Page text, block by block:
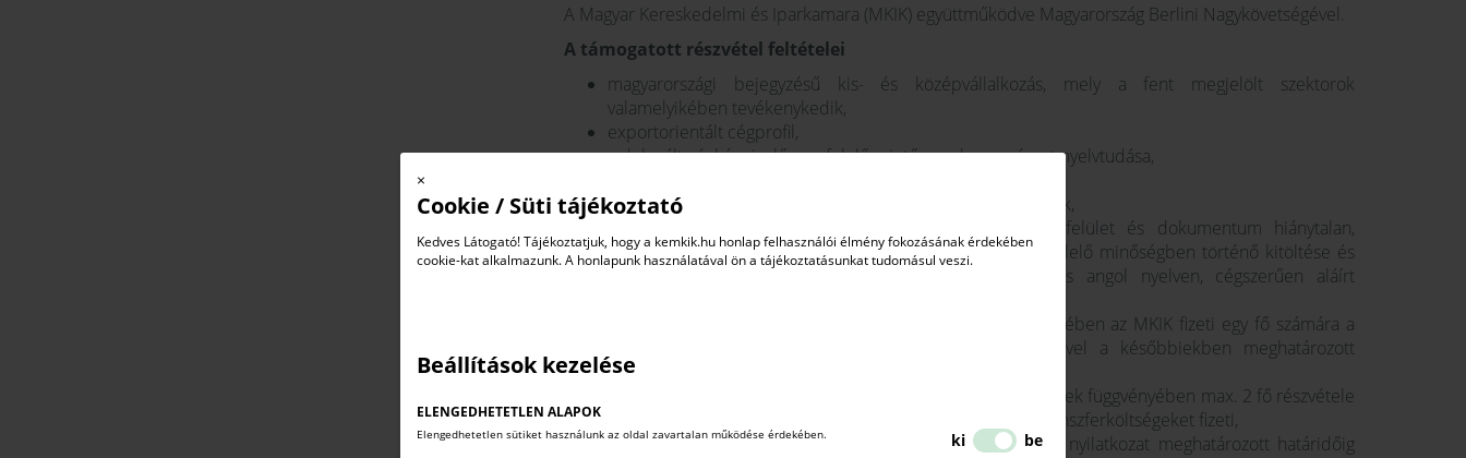
×
Cookie / Süti tájékoztató
Kedves Látogató! Tájékoztatjuk, hogy a kemkik.hu honlap felhasználói élmény fokozásának érdekében
cookie-kat alkalmazunk. A honlapunk használatával ön a tájékoztatásunkat tudomásul veszi.
Beállítások kezelése
ELENGEDHETETLEN ALAPOK
Elengedhetetlen sütiket használunk az oldal zavartalan működése érdekében. ki be
A Magyar Kereskedelmi és Iparkamara (MKIK) együttműködve Magyarország Berlini Nagykövetségével.
A támogatott részvétel feltételei
magyarországi bejegyzésű kis- és középvállalkozás, mely a fent megjelölt szektorok
valamelyikében tevékenykedik,
exportorientált cégprofil,
a delegált cégképviselő megfelelő szintű angol vagy német nyelvtudása,
az elbírálás során előnyt élveznek az önkéntes kamarai tagok,
a jelentkezéshez és a részvételhez szükséges online felület és dokumentum hiánytalan,
megfelelő minőségben történő kitöltése hiánytalan, megfelelő minőségben történő kitöltése és
visszaküldése a megjelölt határidőig: online jelentkezés angol nyelven, cégszerűen aláírt
a megjelölt szektorokban tevékenykedő vállalkozások esetében az MKIK fizeti egy fő számára a
két éjszaka szállásköltségét (egyágyas szobában reggelivel a későbbiekben meghatározott
szállodában) és a kinti transzfereket,
cégenként egy fő jelentkezését várjuk, de a szabad férőhelyek függvényében max. 2 fő részvétele
lehetséges, a második résztvevőnek az MKIK csak a kinti transzferköltségeket fizeti,
a szállásköltség támogatásának feltétele a költségvállalási nyilatkozat meghatározott határidőig